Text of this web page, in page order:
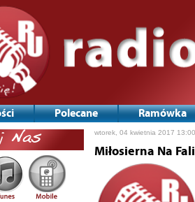
Polecane Ramówka
Nas wtorek, 04 kwietnia 2017 13:00
Miłosierna Na Fali